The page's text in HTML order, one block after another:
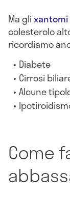
Ma glixantomi
colesterolo
ricordiamo
Diabete
Cirrosi
Alcune
Come